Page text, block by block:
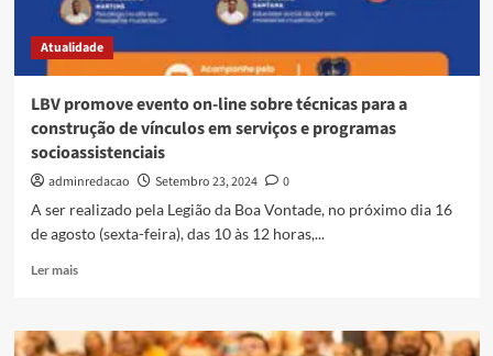
Atualidade
LBV promove evento on-line sobre técnicas para a
construção de vínculos em serviços e programas
socioassistenciais
adminredacao Setembro 23, 2024
0
A ser realizado pela Legião da Boa Vontade, no próximo dia 16
de agosto (sexta-feira), das 10 às 12 horas,...
Ler mais